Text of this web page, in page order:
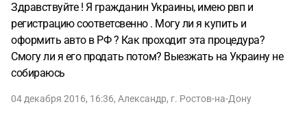
Здравствуйте ! Я гражданин Украины, имею рвп и
регистрацию соответсвенно . Могу ли я купить и
оформить авто в РФ ? Как проходит эта процедура?
Смогу ли я его продать потом? Выезжать на Украину не
собираюсь
04 декабря 2016, 16:36, Александр, г. Ростов-на-Дону